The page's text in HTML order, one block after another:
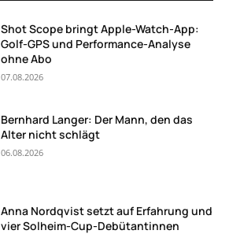
Shot Scope bringt Apple-Watch-App:
Golf-GPS und Performance-Analyse
ohne Abo
07.08.2026
Bernhard Langer: Der Mann, den das
Alter nicht schlägt
06.08.2026
Anna Nordqvist setzt auf Erfahrung und
vier Solheim-Cup-Debütantinnen